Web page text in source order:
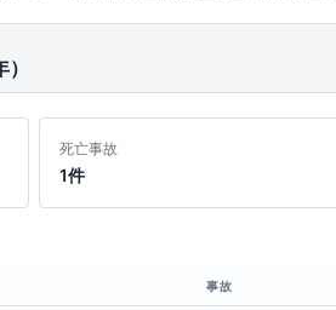
死亡事故
1件
事故